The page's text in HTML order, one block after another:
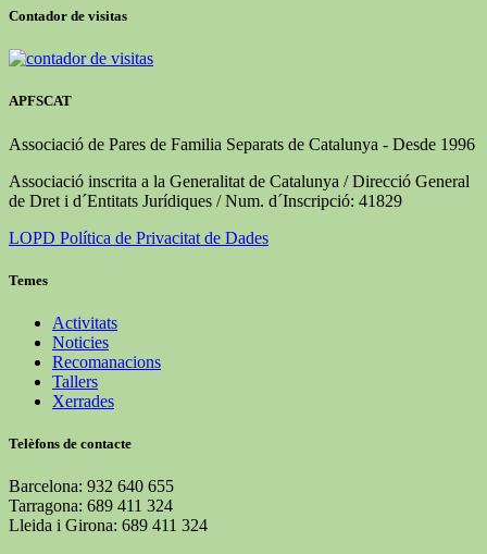
Contador de visitas
APFSCAT
Associació de Pares de Familia Separats de Catalunya - Desde 1996
Associació inscrita a la Generalitat de Catalunya / Direcció General
de Dret i d´Entitats Jurídiques / Num. d´Inscripció: 41829
LOPD Política de Privacitat de Dades
Temes
Activitats
Noticies
Recomanacions
Tallers
Xerrades
Telèfons de contacte
Barcelona: 932 640 655
Tarragona: 689 411 324
Lleida i Girona: 689 411 324